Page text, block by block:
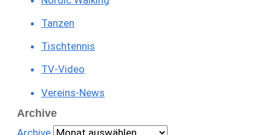
Tanzen
Tischtennis
TV-Video
Vereins-News
Archive